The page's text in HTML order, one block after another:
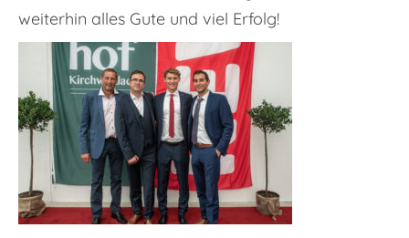
weiterhin alles Gute und viel Erfolg!